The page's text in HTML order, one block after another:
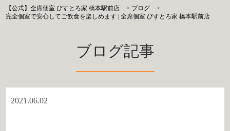
【公式】全席個室 びすとろ家 橋本駅前店 > ブログ
>
完全個室で安心してご飲食を楽しめます | 全席個室 びすとろ家 橋本駅前店
ブログ記事
2021.06.02